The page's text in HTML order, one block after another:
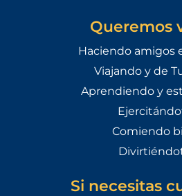
Queremos
Haciendo amigos
Viajando y de
Aprendiendo y
Comiendo
Si necesitas